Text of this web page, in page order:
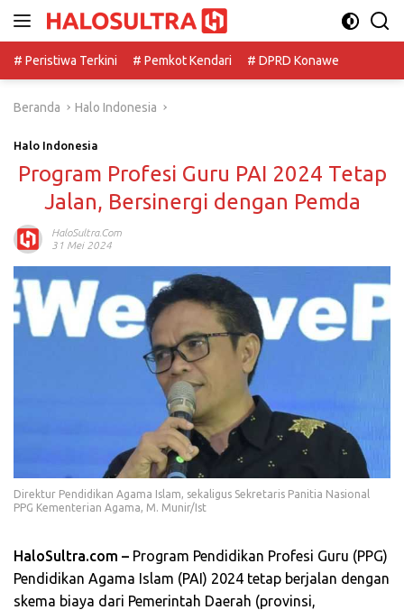
# Peristiwa Terkini
# Pemkot Kendari # DPRD Konawe
Beranda Halo Indonesia
Halo Indonesia
Program Profesi Guru PAI 2024 Tetap
Jalan, Bersinergi dengan Pemda
HaloSultra.com
31 Mei 2024
Direktur Pendidikan Agama Islam, sekaligus Sekretaris Panitia Nasional
PPG Kementerian Agama, M. Munir/Ist
HaloSultra.com – Program Pendidikan Profesi Guru (PPG)
Pendidikan Agama Islam (PAI) 2024 tetap berjalan dengan
skema biaya dari Pemerintah Daerah (provinsi,